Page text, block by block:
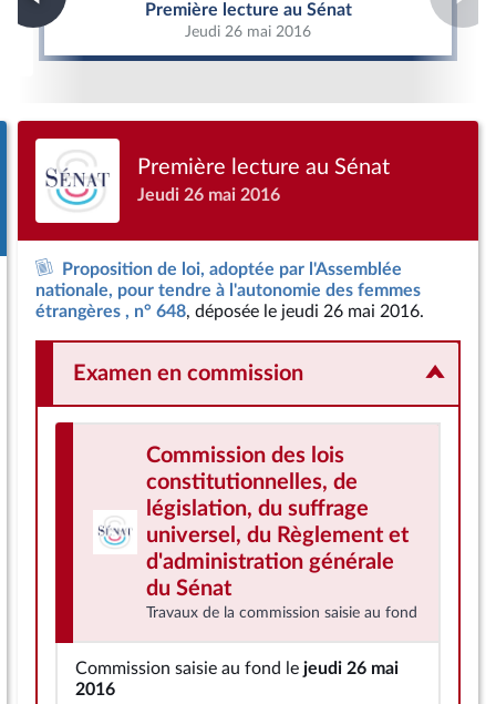
Première lecture au Sénat
Jeudi 26 mai 2016
Première lecture au Sénat
Jeudi 26 mai 2016
Proposition de loi, adoptée par l'Assemblée
nationale, pour tendre à l'autonomie des femmes
étrangères , n° 648, déposée le jeudi 26 mai 2016.
Examen en commission
Commission des lois
constitutionnelles, de
législation, du suffrage
universel, du Règlement et
d'administration générale
du Sénat
Travaux de la commission saisie au fond
Commission saisie au fond le jeudi 26 mai
2016